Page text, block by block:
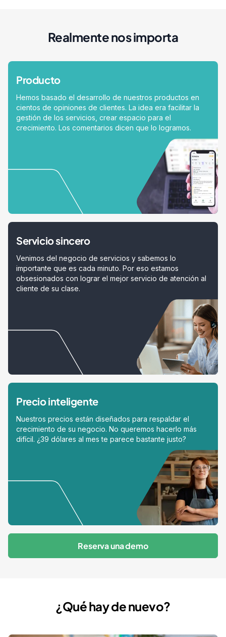
Realmente nos importa
Producto
Hemos basado el desarrollo de nuestros productos en
cientos de opiniones de clientes. La idea era facilitar la
gestión de los servicios, crear espacio para el
crecimiento. Los comentarios dicen que lo logramos.
Servicio sincero
Venimos del negocio de servicios y sabemos lo
importante que es cada minuto. Por eso estamos
obsesionados con lograr el mejor servicio de atención al
cliente de su clase.
Precio inteligente
Nuestros precios están diseñados para respaldar el
crecimiento de su negocio. No queremos hacerlo más
difícil. ¿39 dólares al mes te parece bastante justo?
Reserva una demo
¿Qué hay de nuevo?